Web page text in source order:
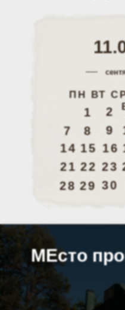
ПН ВТ
1
9
8
7
2
15
14
16
22
21 23
29
28 30
МЕсто